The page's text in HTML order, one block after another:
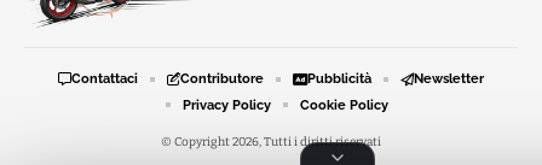
© Copyright 2026, Tutti i diritti riservati
Contattaci Contributore Pubblicità
Newsletter
Privacy Policy
Cookie Policy